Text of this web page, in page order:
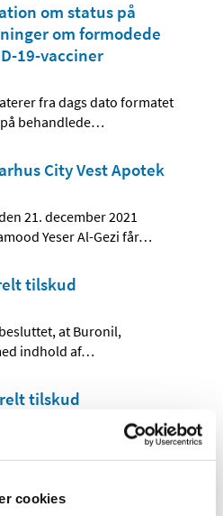
cookies
om status på
om formodede
19-vacciner
fra dags dato formatet
behandlede…
City Vest Apotek
21. december 2021
Yeser Al-Gezi får…
tilskud
at Buronil,
indhold af…
tilskud
at Cystifos, granulat
indhold af…